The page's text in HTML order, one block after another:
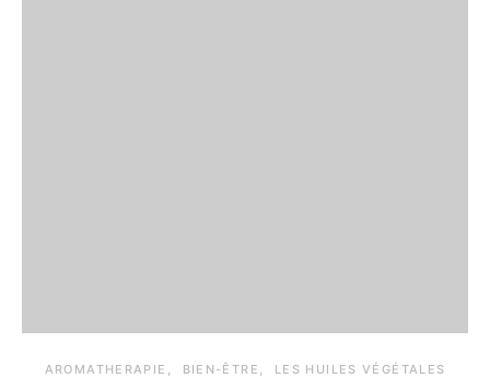
AROMATHERAPIE BIEN-ÊTRE LES HUILES VÉGÉTALES